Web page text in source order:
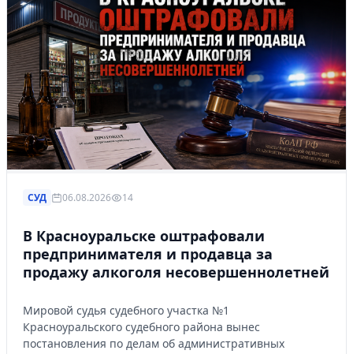
СУД 06.08.2026 14
В Красноуральске оштрафовали
предпринимателя и продавца за
продажу алкоголя несовершеннолетней
Мировой судья судебного участка №1
Красноуральского судебного района вынес
постановления по делам об административных